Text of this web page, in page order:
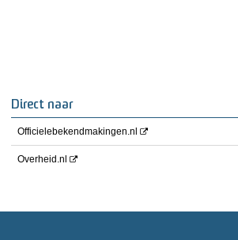
Direct naar
Officielebekendmakingen.nl
Overheid.nl